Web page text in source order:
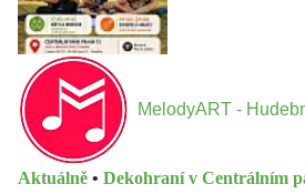
MelodyART -
Aktuálně • Dekohraní v Centrálním